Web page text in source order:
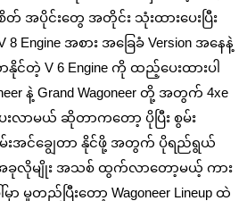
တ် အပိုင်းတွေ အတိုင်း သုံးထားပေးပြီး
Engine အစား အခြေခံ Version အနေနဲ့
င်တဲ့ V 6 Engine ကို ထည့်ပေးထားပါ
နဲ့ Grand Wagoneer တို့ အတွက် 4xe
လာမယ် ဆိုတာကတော့ ပိုပြီး စွမ်း
မ်းအင်ချွေတာ နိုင်ဖို့ အတွက် ပိုရည်ရွယ်
အခုလိုမျိုး အသစ် ထွက်လာတော့မယ့် ကား
မူတည်ပြီးတော့ Wagoneer Lineup ထဲ